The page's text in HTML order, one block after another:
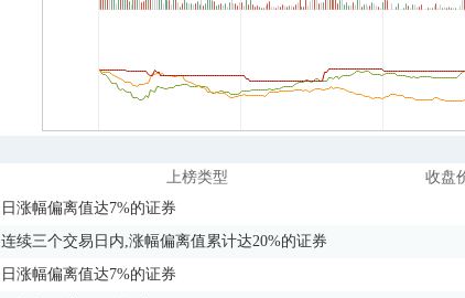
上榜类型 收盘
日涨幅偏离值达7%的证券
连续三个交易日内,涨幅偏离值累计达20%的证券
日涨幅偏离值达7%的证券